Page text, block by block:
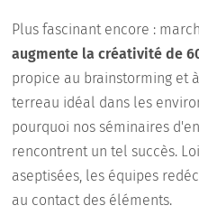
Plus fascinant encore :
augmente la créativité de
propice au brainstorming et
terreau idéal dans les
pourquoi nos séminaires
rencontrent un tel succès.
aseptisées, les équipes
au contact des éléments.